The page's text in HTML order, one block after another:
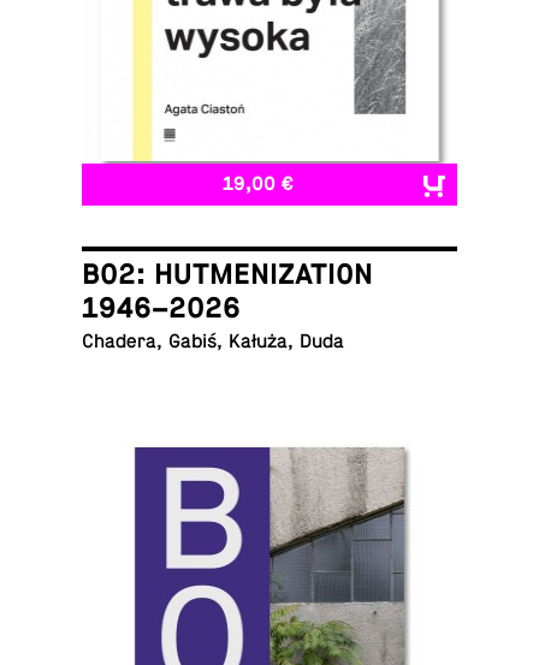
19,00 €
B02: HUTMENIZATION
1946–2026
Chadera, Gabiś, Kałuża, Duda